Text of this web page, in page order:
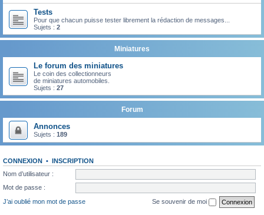
Tests
Pour que chacun puisse tester librement la rédaction de messages...
Sujets : 2
Miniatures
Le forum des miniatures
Le coin des collectionneurs
de miniatures automobiles.
Sujets : 27
Forum
Annonces
Sujets : 189
CONNEXION • INSCRIPTION
Nom d’utilisateur :
Mot de passe :
J’ai oublié mon mot de passe
Se souvenir de moi